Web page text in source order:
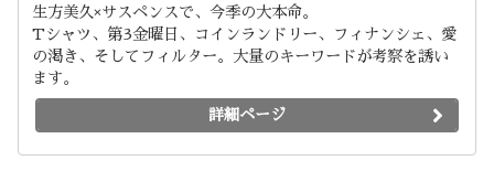
生方美久×サスペンスで、今季の大本命。
Tシャツ、第3金曜日、コインランドリー、フィナンシェ、愛
の渇き、そしてフィルター。大量のキーワードが考察を誘い
ます。
詳細ページ